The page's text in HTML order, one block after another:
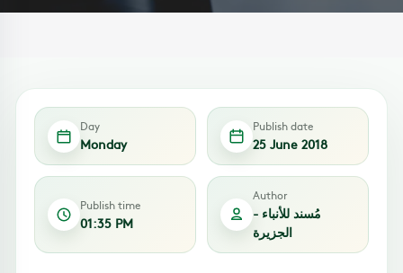
Day
Monday
Publish date
25 June 2018
Publish time
01:35 PM
Author
مُسند للأنباء -
الجزيرة